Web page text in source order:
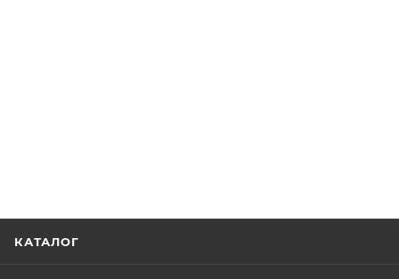
КАТАЛОГ